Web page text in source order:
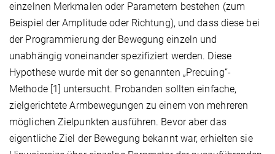
einzelnen Merkmalen oder Parametern bestehen (zum
Beispiel der Amplitude oder Richtung), und dass diese bei
der Programmierung der Bewegung einzeln und
unabhängig voneinander spezifiziert werden. Diese
Hypothese wurde mit der so genannten „Precuing“-
Methode [1] untersucht. Probanden sollten einfache,
zielgerichtete Armbewegungen zu einem von mehreren
möglichen Zielpunkten ausführen. Bevor aber das
eigentliche Ziel der Bewegung bekannt war, erhielten sie